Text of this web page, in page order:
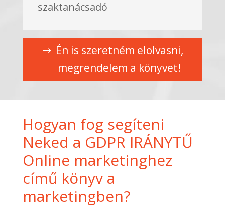
szaktanácsadó
Én is szeretném elolvasni,
megrendelem a könyvet!
Hogyan fog segíteni
Neked a GDPR IRÁNYTŰ
Online marketinghez
című könyv a
marketingben?